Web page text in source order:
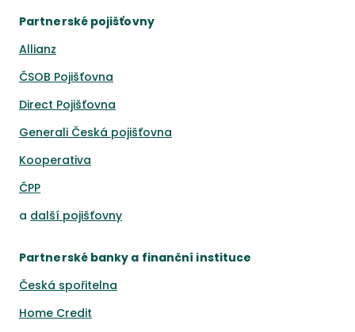
Partnerské pojišťovny
Allianz
ČSOB Pojišťovna
Direct Pojišťovna
Generali Česká pojišťovna
Kooperativa
ČPP
a další pojišťovny
Partnerské banky a finanční instituce
Česká spořitelna
Home Credit